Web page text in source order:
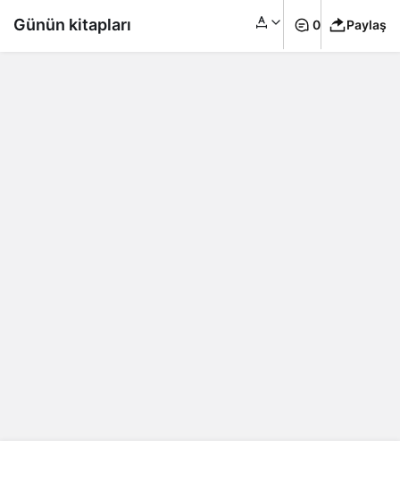
Günün kitapları 0 Paylaş